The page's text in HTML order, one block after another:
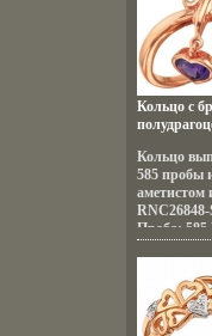
Кольцо с
Кольцо
585 пробы
аметистом
Проба: 585
0,02
вес 0,43